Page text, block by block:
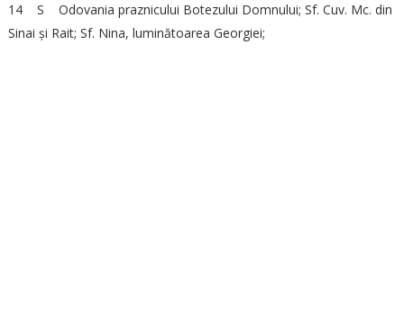
14 S Odovania praznicului Botezului Domnului; Sf. Cuv. Mc. din
Sinai și Rait; Sf. Nina, luminătoarea Georgiei;